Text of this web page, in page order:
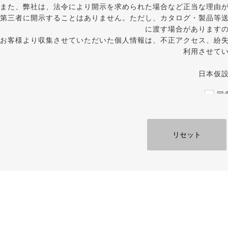
また、弊社は、法令により開示を求められた場合など正当な理
第三者に開示することはありません。ただし、カタログ・製品
に渡す場合があります
お客様より収集させていただいた個人情報は、不正アクセス、
利用させて
日本仮
同